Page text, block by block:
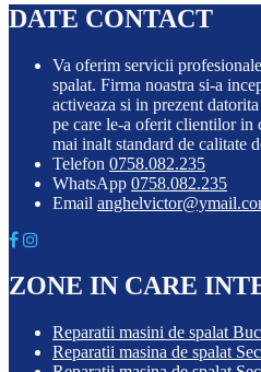
DATE CONTACT
Va oferim servicii
spalat. Firma noastra si-a
activeaza si in prezent
pe care le-a oferit clientilor in
mai inalt standard de calitate
Telefon 0758.082.235
WhatsApp 0758.082.235
Email
ZONE IN CARE
Reparatii masini de spalat
Reparatii masina de spalat